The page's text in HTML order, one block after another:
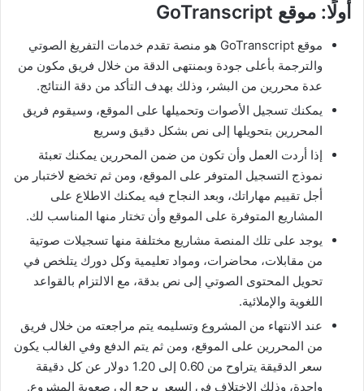
أولًا: موقع GoTranscript
موقع GoTranscript هو منصة تقدم خدمات التفريغ الصوتي
والترجمة بأعلى جودة وبمنتهى الدقة من خلال فريق مكون من
عدة محررين من البشر، وذلك بهدف التأكد من دقة النتائج.
يمكنك تسجيل الأصوات وتحميلها على الموقع، وسيقوم فريق
المحررين بتحويلها إلى نص بشكل دقيق وسريع
إذا أردت العمل وأن تكون من ضمن المحررين يمكنك تعبئة
نموذج التسجيل المتوفر على الموقع، ومن ثم تخضع لاختبار من
أجل تقييم مهاراتك، وبعد النجاح فيه يمكنك الاطلاع على
المشاريع المتوفرة على الموقع وأن تختار منها المناسب لك.
يوجد على تلك المنصة مشاريع مختلفة منها تسجيلات صوتية
من مقابلات، محاضرات، ومواد تعليمية وكل دورك يتلخص في
تحويل المحتوى الصوتي إلى نص بدقة، مع الالتزام بالقواعد
اللغوية والإملائية.
عند الانتهاء من المشروع وتسليمه يتم مراجعته من خلال فريق
من المحررين على الموقع، ومن ثم يتم الدفع وفي الغالب يكون
سعر الدقيقة يتراوح من 0.60 إلى 1.20 دولار عن كل دقيقة
واحدة، وذلك الاختلاف في السعر يرجع إلى صعوبة المشروع.